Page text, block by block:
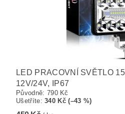
LED PRACOVNÍ SVĚTLO
12V/24V, IP67
Původně: 790 Kč
Ušetříte:340 Kč (–43 %)